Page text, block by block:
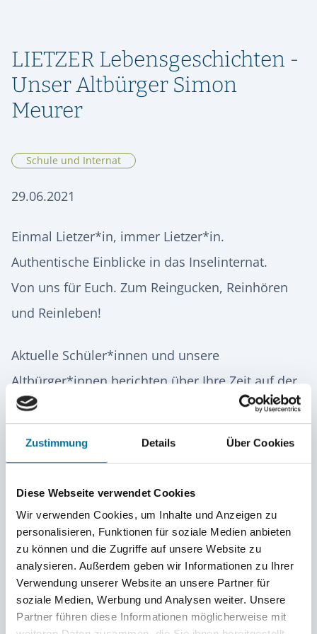
Zustimmung Details Über Cookies
Diese Webseite verwendet Cookies
Wir verwenden Cookies, um Inhalte und Anzeigen zu
personalisieren, Funktionen für soziale Medien anbieten
zu können und die Zugriffe auf unsere Website zu
analysieren. Außerdem geben wir Informationen zu Ihrer
Verwendung unserer Website an unsere Partner für
soziale Medien, Werbung und Analysen weiter. Unsere
Partner führen diese Informationen möglicherweise mit
VIER GESPRÄCHE. VIER LEBENSWEGE.
Vier junge Menschen erzählen, was von ihrer Zeit an der Hermann
Lietz-Schule geblieben ist.
FÖRDERVEREIN
HSHS-JOBS
LIETZ IM TV
KONTAKT & ANREISE
PRESSE
LIETZER Lebensgeschichten -
Unser Altbürger Simon
Meurer
Schule und Internat
29.06.2021
Einmal Lietzer*in, immer Lietzer*in.
Authentische Einblicke in das Inselinternat.
Von uns für Euch. Zum Reingucken, Reinhören
und Reinleben!
Aktuelle Schüler*innen und unsere
Altbürger*innen berichten über Ihre Zeit auf der
Hermann Lietz-Schule Spiekeroog.
Simon hat 2016 Abitur auf Lietz gemacht - mit
Simon aus gesundheitlichen Gründen zum
Inselinternat und hatte zuvor viel in der Schule
verpasst. Das wurde schnell aufgeholt, durch
seine sehr guten Leistungen konnte Simon sogar
eine Klasse übersprungen. Als die Finanzierung
seines Internatsplatzes in Gefahr war zeigte sich